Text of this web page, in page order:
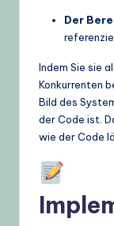
Der
Indem Sie sie
Konkurrenten
Bild des
der Code ist.
wie der Code